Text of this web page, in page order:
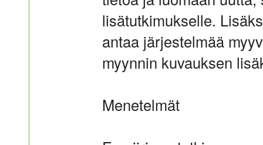
lisätutkimukselle.
antaa järjestelmää
myynnin kuvauksen
Menetelmät